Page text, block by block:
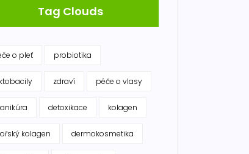
Tag Clouds
o pleť probiotika
zdraví péče o vlasy
detoxikace kolagen
kolagen dermokosmetika